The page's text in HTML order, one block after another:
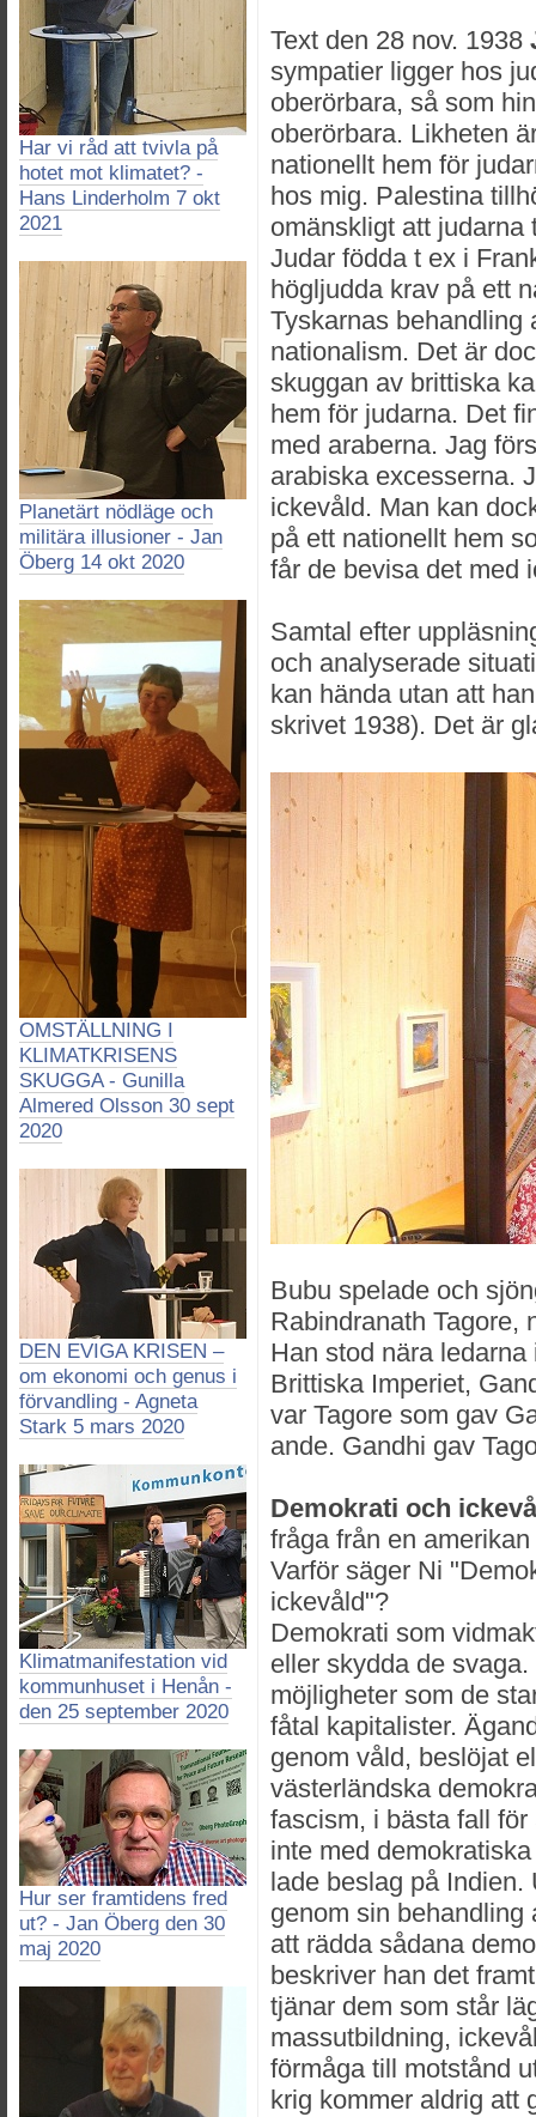
Har vi råd att tvivla på
hotet mot klimatet? -
Hans Linderholm 7 okt
2021
Planetärt nödläge och
militära illusioner - Jan
Öberg 14 okt 2020
OMSTÄLLNING I
KLIMATKRISENS
SKUGGA - Gunilla
Almered Olsson 30 sept
2020
DEN EVIGA KRISEN –
om ekonomi och genus i
förvandling - Agneta
Stark 5 mars 2020
Klimatmanifestation vid
kommunhuset i Henån -
den 25 september 2020
Hur ser framtidens fred
ut? - Jan Öberg den 30
maj 2020
Text den 28 nov. 1938
sympatier ligger hos
oberörbara, så som
oberörbara. Likheten
nationellt hem för
hos mig. Palestina
omänskligt att judarna
Judar födda t ex i
högljudda krav på ett
Tyskarnas behandling
nationalism. Det är
skuggan av brittiska
hem för judarna. Det
med araberna. Jag
arabiska excesserna.
ickevåld. Man kan
på ett nationellt hem
får de bevisa det med
Samtal efter
och analyserade
kan hända utan att
skrivet 1938). Det är
Bubu spelade och
Rabindranath Tagore,
Han stod nära
Brittiska Imperiet,
var Tagore som gav
ande. Gandhi gav
Demokrati och
fråga från en
Varför säger Ni
ickevåld"?
Demokrati som
eller skydda de
möjligheter som de
fåtal kapitalister.
genom våld, beslöjat
västerländska
fascism, i bästa fall
inte med
lade beslag på
genom sin behandling
att rädda sådana
beskriver han det
tjänar dem som står
massutbildning,
förmåga till motstånd
krig kommer aldrig att